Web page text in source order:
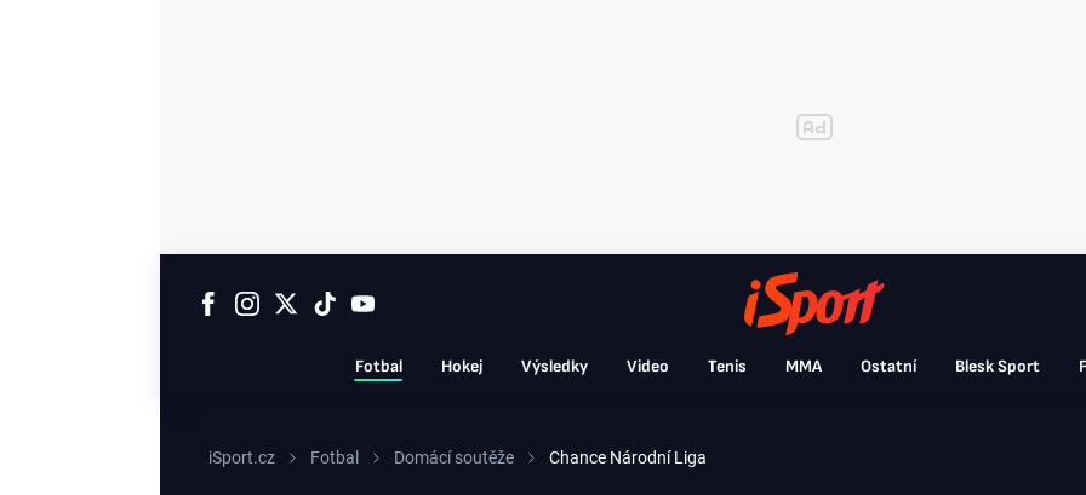
Fotbal Hokej Výsledky Video Tenis MMA Ostatní Blesk Sport
iSport.cz Fotbal Domácí soutěže Chance Národní Liga